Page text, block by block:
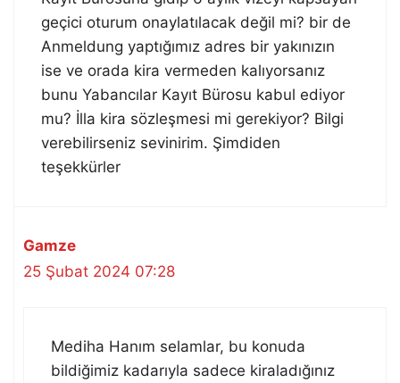
geçici oturum onaylatılacak değil mi? bir de
Anmeldung yaptığımız adres bir yakınızın
ise ve orada kira vermeden kalıyorsanız
bunu Yabancılar Kayıt Bürosu kabul ediyor
mu? İlla kira sözleşmesi mi gerekiyor? Bilgi
verebilirseniz sevinirim. Şimdiden
teşekkürler
Gamze
25 Şubat 2024 07:28
Mediha Hanım selamlar, bu konuda
bildiğimiz kadarıyla sadece kiraladığınız